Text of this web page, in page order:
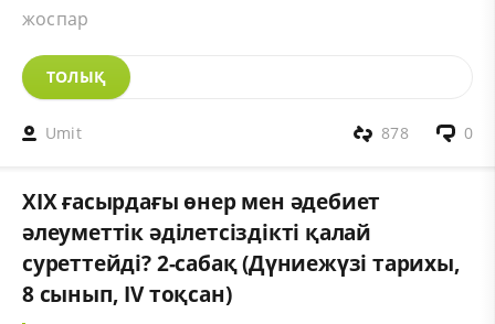
жоспар
ТОЛЫҚ
Umit 0
878
XІX ғасырдағы өнер мен әдебиет
әлеуметтік әділетсіздікті қалай
суреттейді? 2-сабақ (Дүниежүзі тарихы,
8 сынып, IV тоқсан)